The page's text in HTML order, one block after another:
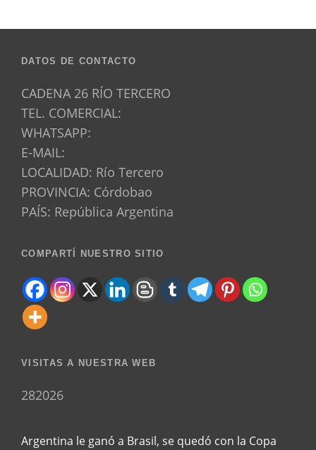
DATOS DE CONTACTO
CADENA 26 RÍO TERCERO
TEL. COMERCIAL:
WHATSAPP:
E-MAIL:
LOCALIDAD: Río Tercero
PROVINCIA: Córdobao
PAÍS: República Argentina
COMPARTÍ NUESTRO SITIO
VISITAS A NUESTRA WEB
282026
Argentina le ganó a Brasil, se quedó con la Copa